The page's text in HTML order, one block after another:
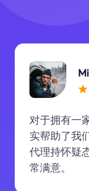
对于拥有一
实帮助了我
代理持怀疑
常满意。